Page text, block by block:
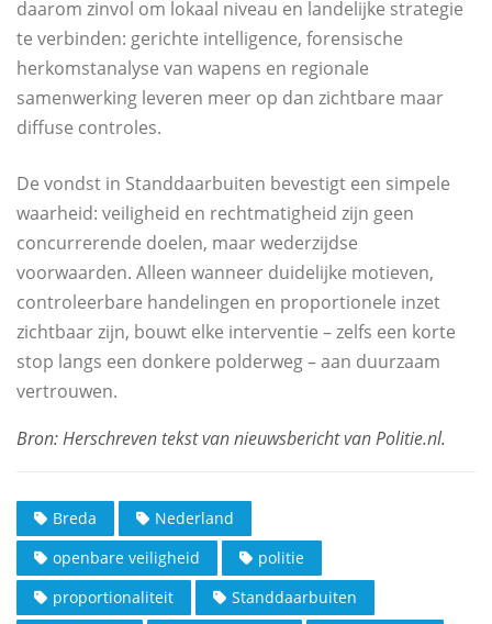
daarom zinvol om lokaal niveau en landelijke strategie
te verbinden: gerichte intelligence, forensische
herkomstanalyse van wapens en regionale
samenwerking leveren meer op dan zichtbare maar
diffuse controles.
De vondst in Standdaarbuiten bevestigt een simpele
waarheid: veiligheid en rechtmatigheid zijn geen
concurrerende doelen, maar wederzijdse
voorwaarden. Alleen wanneer duidelijke motieven,
controleerbare handelingen en proportionele inzet
zichtbaar zijn, bouwt elke interventie – zelfs een korte
stop langs een donkere polderweg – aan duurzaam
vertrouwen.
Breda
Nederland
openbare veiligheid
politie
proportionaliteit
Standdaarbuiten